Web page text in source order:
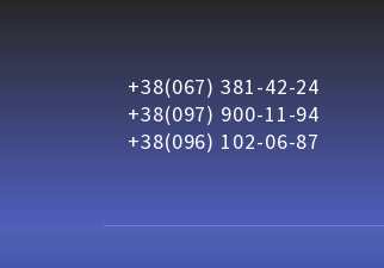
+38(067) 381-42-24
+38(097) 900-11-94
+38(096) 102-06-87